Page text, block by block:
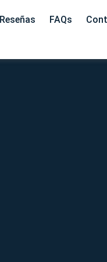
Reseñas FAQs